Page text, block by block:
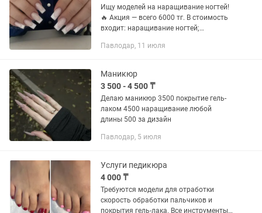
Ищу моделей на наращивание ногтей!
🔥 Акция — всего 6000 тг. В стоимость
входит: наращивание ногтей;
гель-лаком. Стерильные инструменты.
Павлодар, 11 июля
Маникюр
3 500 - 4 500 ₸
Делаю маникюр 3500 покрытие гель-
лаком 4500 наращивание любой
длины 500 за дизайн
Павлодар, 5 июля
Услуги педикюра
4 000 ₸
Требуются модели для отработки
скорость обработки пальчиков и
покрытия гель-лака. Все инструменты